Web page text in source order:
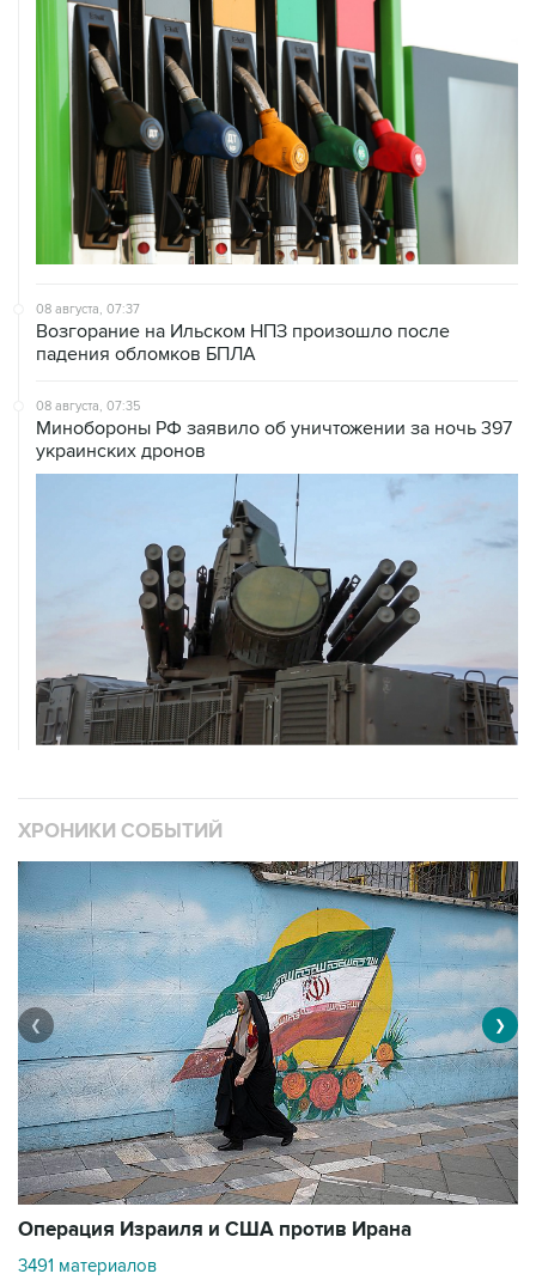
08 августа, 07:37
Возгорание на Ильском НПЗ произошло после
падения обломков БПЛА
08 августа, 07:35
Минобороны РФ заявило об уничтожении за ночь 397
украинских дронов
ХРОНИКИ СОБЫТИЙ
Операция Израиля и США против Ирана
3491 материалов
❮ ❯